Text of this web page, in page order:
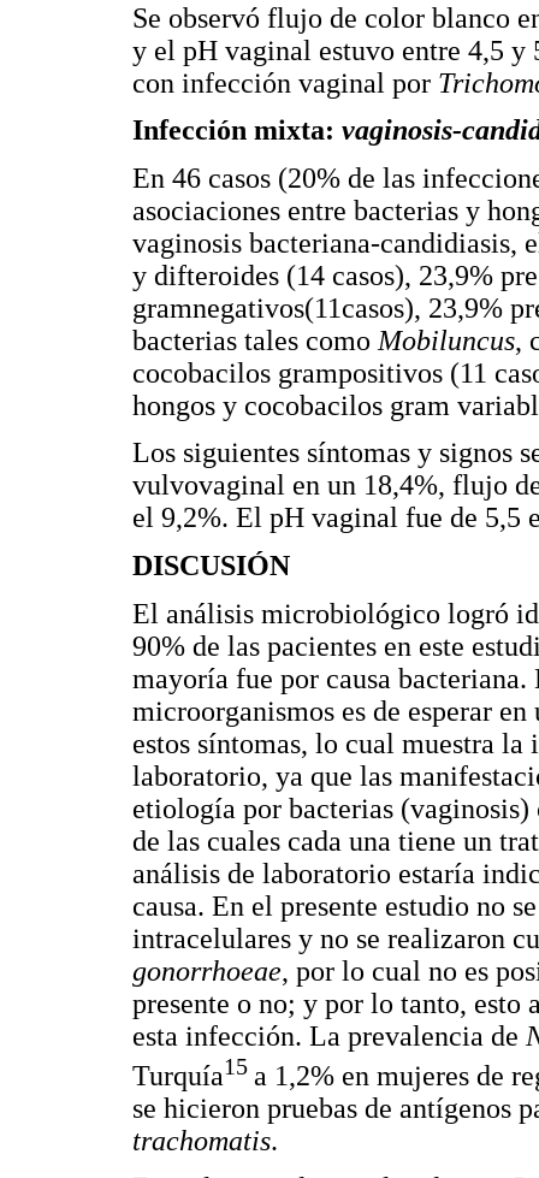
Se observó flujo de color blanco
y el pH vaginal estuvo entre 4,5 y
con infección vaginal por
Infección mixta: vaginosis-
En 46 casos (20% de las
asociaciones entre bacterias y
vaginosis bacteriana-candidiasis,
y difteroides (14 casos), 23,9%
gramnegativos(11casos), 23,9%
bacterias tales como Mobiluncus,
cocobacilos grampositivos (11
hongos y cocobacilos gram
Los siguientes síntomas y signos
vulvovaginal en un 18,4%, flujo
el 9,2%. El pH vaginal fue de 5,5
DISCUSIÓN
El análisis microbiológico logró
90% de las pacientes en este
mayoría fue por causa
microorganismos es de esperar
estos síntomas, lo cual muestra
laboratorio, ya que las
etiología por bacterias
de las cuales cada una tiene un
análisis de laboratorio estaría
causa. En el presente estudio no
intracelulares y no se realizaron
gonorrhoeae, por lo cual no es
presente o no; y por lo tanto, esto
esta infección. La prevalencia de
Turquía15 a 1,2% en mujeres de
se hicieron pruebas de antígenos
trachomatis.